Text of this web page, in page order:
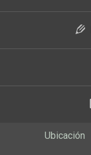
Ubicación